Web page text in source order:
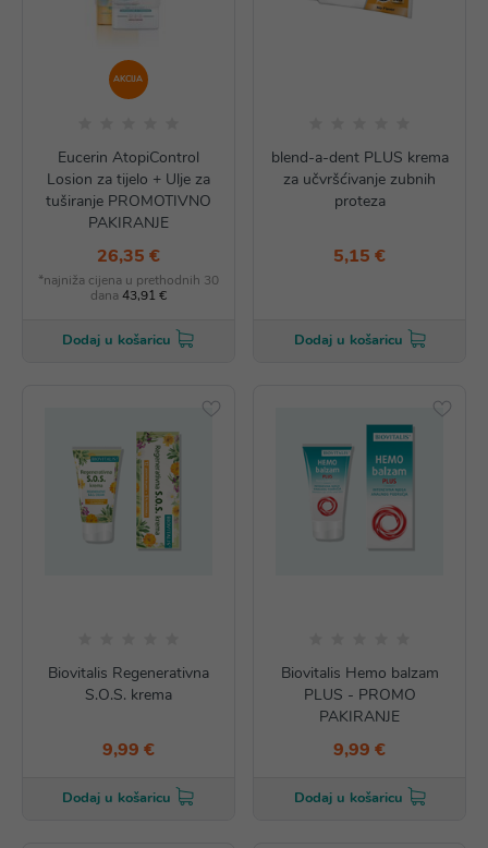
AKCIJA
Eucerin AtopiControl
Losion za tijelo + Ulje za
tuširanje PROMOTIVNO
PAKIRANJE
26,35 €
*najniža cijena u prethodnih 30
dana 43,91 €
Dodaj u košaricu
blend-a-dent PLUS krema
za učvršćivanje zubnih
proteza
5,15 €
Dodaj u košaricu
Biovitalis Regenerativna
S.O.S. krema
9,99 €
Dodaj u košaricu
Biovitalis Hemo balzam
PLUS - PROMO
PAKIRANJE
9,99 €
Dodaj u košaricu